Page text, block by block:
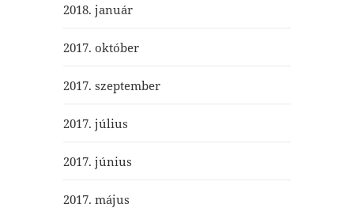
2018. január
2017. október
2017. szeptember
2017. július
2017. június
2017. május